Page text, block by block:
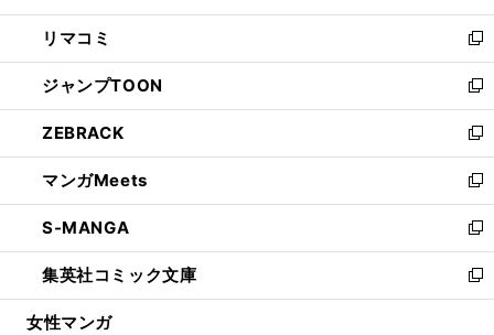
ウ
で
開
く
ン
ド
ウ
で
開
く
ウ
ィ
ン
ド
ウ
で
開
く
し
い
ウ
ィ
ン
ド
ウ
で
開
く
リマコミ
新
し
い
ウ
ィ
ン
ド
ウ
で
開
く
ジャンプTOON
新
し
い
ウ
ィ
ン
ド
ウ
で
開
ZEBRACK
新
し
い
ウ
ィ
ン
ド
ウ
マンガMeets
新
し
い
ウ
ィ
ン
S-MANGA
新
し
い
ウ
集英社コミック文庫
新
し
女性マンガ